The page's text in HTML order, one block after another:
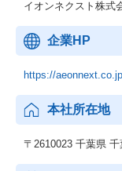
イオンネクスト株式
企業HP
https://
本社所在地
〒2610023 千葉県